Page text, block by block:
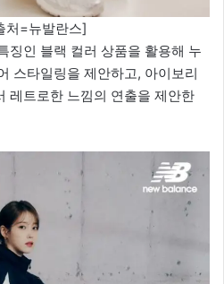
처=뉴발란스]
징인 블랙 컬러 상품을 활용해 누
스타일링을 제안하고, 아이보리
레트로한 느낌의 연출을 제안한